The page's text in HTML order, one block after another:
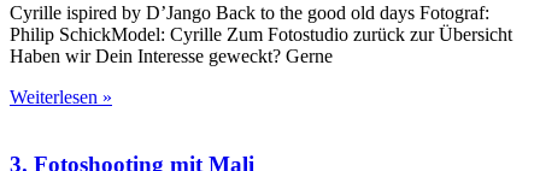
Cyrille ispired by D’Jango Back to the good old days Fotograf:
Philip SchickModel: Cyrille Zum Fotostudio zurück zur Übersicht
Haben wir Dein Interesse geweckt? Gerne
Weiterlesen »
3. Fotoshooting mit Mali